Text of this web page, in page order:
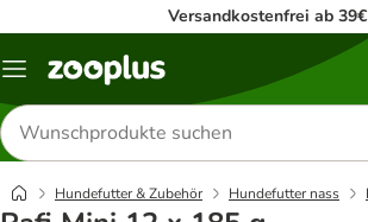
Versandkostenfrei ab 39€
Menü
Produkte
suchen
Hundefutter & Zubehör Hundefutter nass